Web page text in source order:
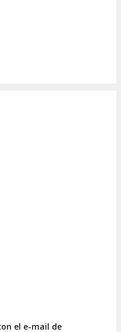
vivir el show del que todo
el e-mail de